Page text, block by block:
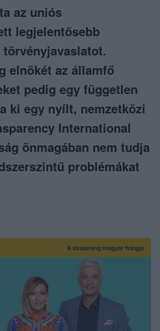
az uniós
legjelentősebb
elnökét az államfő
pedig egy független
ki egy nyílt, nemzetközi
International
önmagában nem tudja
problémákat